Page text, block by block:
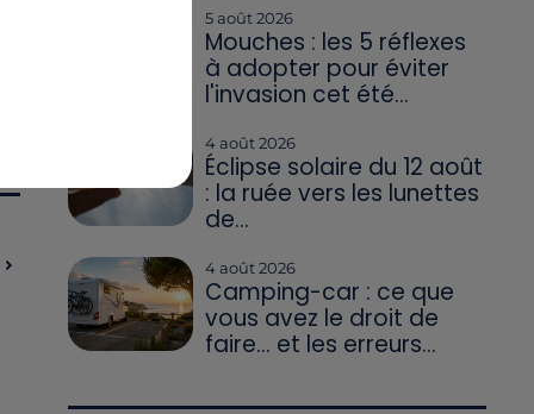
5 août 2026
Mouches : les 5 réflexes
à adopter pour éviter
l'invasion cet été...
4 août 2026
Éclipse solaire du 12 août
: la ruée vers les lunettes
de...
4 août 2026
Camping-car : ce que
vous avez le droit de
faire... et les erreurs...